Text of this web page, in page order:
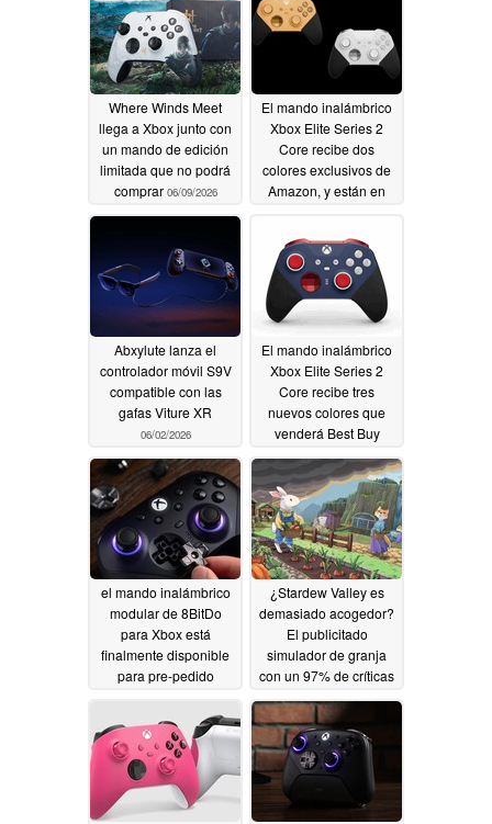
Where Winds Meet
llega a Xbox junto con
un mando de edición
limitada que no podrá
comprar 06/09/2026
El mando inalámbrico
Xbox Elite Series 2
Core recibe dos
colores exclusivos de
Amazon, y están en
Abxylute lanza el
controlador móvil S9V
compatible con las
gafas Viture XR
06/02/2026
El mando inalámbrico
Xbox Elite Series 2
Core recibe tres
nuevos colores que
venderá Best Buy
06/01/2026
el mando inalámbrico
modular de 8BitDo
para Xbox está
finalmente disponible
para pre-pedido
05/27/2026
¿Stardew Valley es
demasiado acogedor?
El publicitado
simulador de granja
con un 97% de críticas
positivas vuelve a su
mejor precio en Steam
05/23/2026